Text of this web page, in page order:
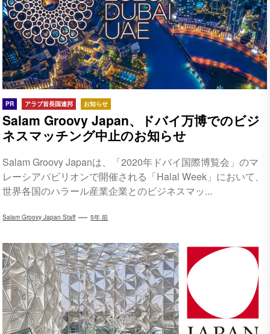
PR アラブ首長国連邦 お知らせ
Salam Groovy Japan、ドバイ万博でのビジ
ネスマッチング中止のお知らせ
Salam Groovy Japanは、「2020年ドバイ国際博覧会」のマ
レーシアパビリオンで開催される「Halal Week」において、
世界各国のハラール産業企業とのビジネスマッ...
Salam Groovy Japan Staff 5年 前